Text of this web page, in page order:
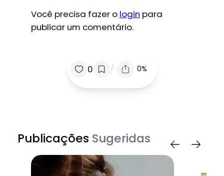
Você precisa fazer o login para
publicar um comentário.
0 / 0%
Publicações Sugeridas